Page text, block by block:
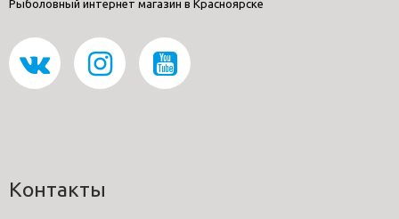
Рыболовный интернет магазин в Красноярске
Контакты